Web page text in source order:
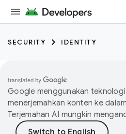
SECURITY IDENTITY
Google menggunakan
menerjemahkan konten ke
Terjemahan AI mungkin